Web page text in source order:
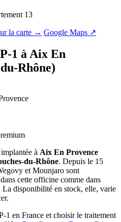
13
la carte → Google Maps ↗
1 à Aix En
Rhône)
à Aix En Provence
du-Rhône. Depuis le 15
et Mounjaro sont
cette officine comme dans
La disponibilité en stock, elle, varie
1 en France et choisir le traitement